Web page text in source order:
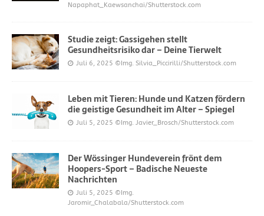
Napaphat_Kaewsanchai/Shutterstock.com
Studie zeigt: Gassigehen stellt
Gesundheitsrisiko dar – Deine Tierwelt
Juli 6, 2025 ©Img. Silvia_Piccirilli/Shutterstock.com
Leben mit Tieren: Hunde und Katzen fördern
die geistige Gesundheit im Alter – Spiegel
Juli 5, 2025 ©Img. Javier_Brosch/Shutterstock.com
Der Wössinger Hundeverein frönt dem
Hoopers-Sport – Badische Neueste
Nachrichten
Juli 5, 2025 ©Img.
Jaromir_Chalabala/Shutterstock.com